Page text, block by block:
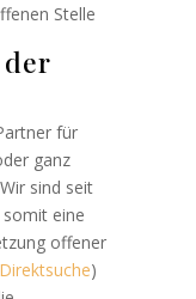
Stelle
für
ganz
sind seit
eine
offener
Direktsuche)